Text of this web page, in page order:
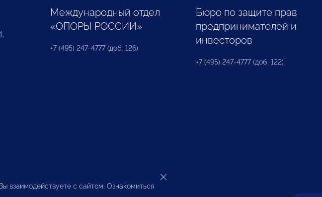
Международный отдел
«ОПОРЫ РОССИИ»
+7 (495) 247-4777 (доб. 126)
Бюро по защите прав
предпринимателей и
инвесторов
+7 (495) 247-4777 (доб. 122)
взаимодействуете с сайтом. Ознакомиться